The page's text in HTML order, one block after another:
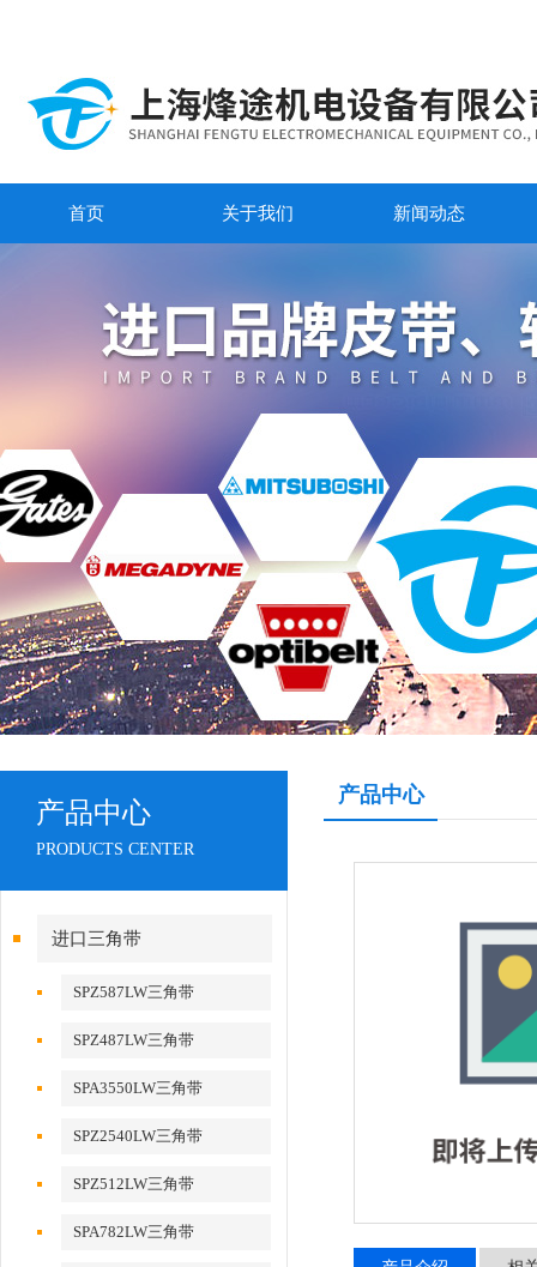
首页 关于我们 新闻动态
产品中心
PRODUCTS CENTER
进口三角带
SPZ587LW三角带
SPZ487LW三角带
SPA3550LW三角带
SPZ2540LW三角带
SPZ512LW三角带
SPA782LW三角带
产品中心